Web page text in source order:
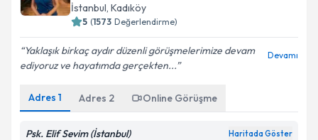
İstanbul, Kadıköy
5 (1573 Değerlendirme)
Yaklaşık birkaç aydır düzenli görüşmelerimize devam
ediyoruz ve hayatımda gerçekten...
Devamı
Adres 1 Adres 2 Online Görüşme
Psk. Elif Sevim (İstanbul) Haritada Göster